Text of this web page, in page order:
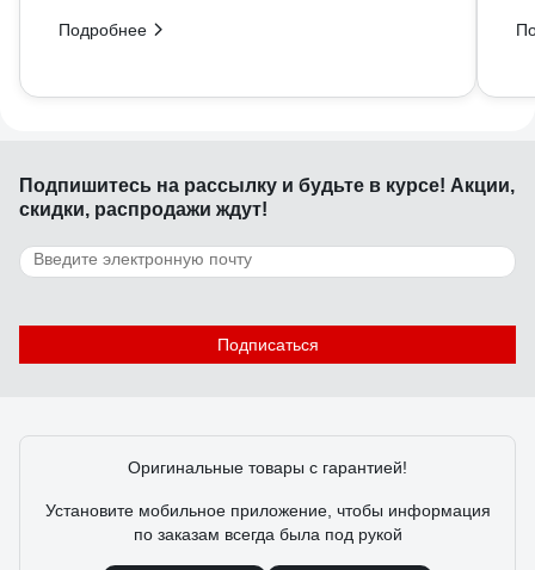
Подробнее
Подпишитесь на рассылку и будьте в курсе! Акции,
скидки, распродажи ждут!
Подписаться
Оригинальные товары с гарантией!
Установите мобильное приложение, чтобы информация
по заказам всегда была под рукой